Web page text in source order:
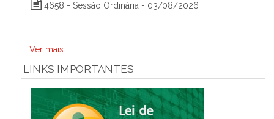
4658 - Sessão Ordinária - 03/08/2026
Ver mais
LINKS IMPORTANTES